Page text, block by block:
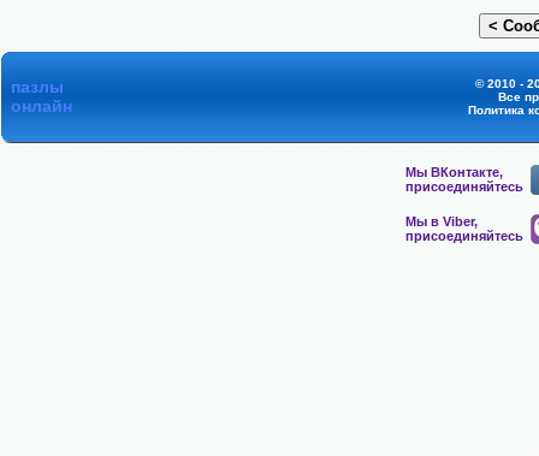
пазлы
онлайн
© 2010 -
Все
Политика
Мы ВКонтакте,
присоединяйтесь
Мы в Viber,
присоединяйтесь